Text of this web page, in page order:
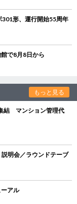
形、運行開始55周年
で8月8日から
もっと見る
結 マンション管理代
明会／ラウンドテーブ
アル